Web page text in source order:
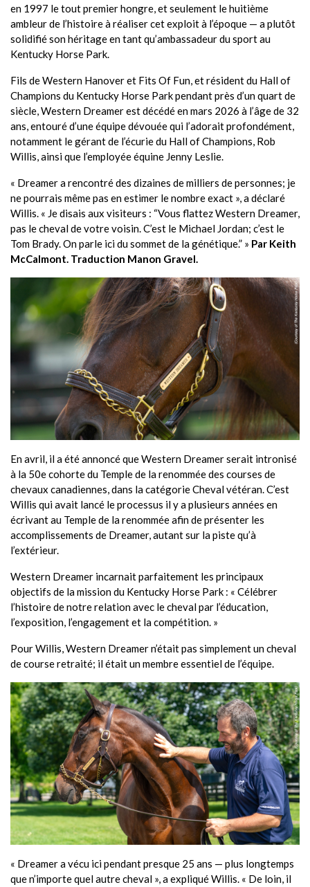
en 1997 le tout premier hongre, et seulement le huitième
ambleur de l’histoire à réaliser cet exploit à l’époque — a plutôt
solidifié son héritage en tant qu’ambassadeur du sport au
Kentucky Horse Park.
Fils de Western Hanover et Fits Of Fun, et résident du Hall of
Champions du Kentucky Horse Park pendant près d’un quart de
siècle, Western Dreamer est décédé en mars 2026 à l’âge de 32
ans, entouré d’une équipe dévouée qui l’adorait profondément,
notamment le gérant de l’écurie du Hall of Champions, Rob
Willis, ainsi que l’employée équine Jenny Leslie.
« Dreamer a rencontré des dizaines de milliers de personnes; je
ne pourrais même pas en estimer le nombre exact », a déclaré
Willis. « Je disais aux visiteurs : “Vous flattez Western Dreamer,
pas le cheval de votre voisin. C’est le Michael Jordan; c’est le
Tom Brady. On parle ici du sommet de la génétique.” » Par Keith
McCalmont. Traduction Manon Gravel.
En avril, il a été annoncé que Western Dreamer serait intronisé
à la 50e cohorte du Temple de la renommée des courses de
chevaux canadiennes, dans la catégorie Cheval vétéran. C’est
Willis qui avait lancé le processus il y a plusieurs années en
écrivant au Temple de la renommée afin de présenter les
accomplissements de Dreamer, autant sur la piste qu’à
l’extérieur.
Western Dreamer incarnait parfaitement les principaux
objectifs de la mission du Kentucky Horse Park : « Célébrer
l’histoire de notre relation avec le cheval par l’éducation,
l’exposition, l’engagement et la compétition. »
Pour Willis, Western Dreamer n’était pas simplement un cheval
de course retraité; il était un membre essentiel de l’équipe.
« Dreamer a vécu ici pendant presque 25 ans — plus longtemps
que n’importe quel autre cheval », a expliqué Willis. « De loin, il